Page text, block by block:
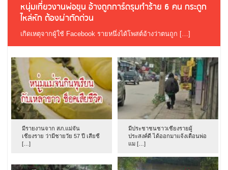
หนุ่มเที่ยวงานพ่อขุน อ้างถูกการ์ดรุมทำร้าย 6 คน กระดูก
ไหล่หัก ต้องผ่าตัดด่วน
เกิดเหตุจากผู้ใช้ Facebook รายหนึ่งได้โพสต์อ้างว่าตนถูก […]
มีรายงานจาก สภ.แม่จัน
เชียงราย ว่ามีชายวัย 57 ปี เสียชี
[…]
มีประชาชนชาวเชียงรายผู้
ประสงค์ดี ได้ออกมาแจ้งเตือนพ่อ
แม […]